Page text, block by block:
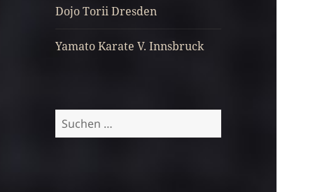
Dojo Torii Dresden
Yamato Karate V. Innsbruck
Suchen
nach: